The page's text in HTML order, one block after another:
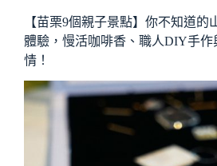
【苗栗9個親子景點】你不知道的
體驗，慢活咖啡香、職人DIY手作
情！